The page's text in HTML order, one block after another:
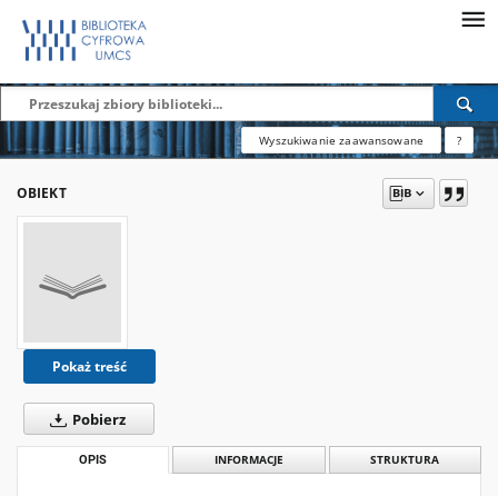
Wyszukiwanie zaawansowane ?
OBIEKT
Pokaż treść
Pobierz
OPIS INFORMACJE STRUKTURA